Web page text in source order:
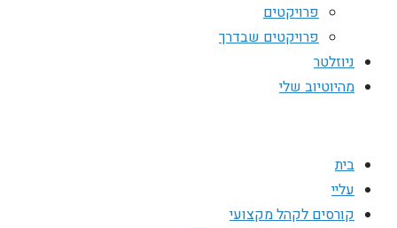
פרויקטים
פרויקטים שבדרך
ניוזלטר
מהיוטיוב שלי
בית
עליי
קורסים לקהל מקצועי